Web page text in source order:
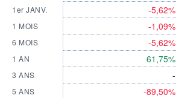
1er JANV.
1 MOIS
6 MOIS
1 AN
3 ANS
5 ANS
-5,62%
-1,09%
-5,62%
61,75%
-
-89,50%